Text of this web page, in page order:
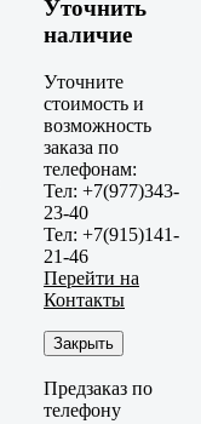
Уточнить
наличие
Уточните
стоимость и
возможность
заказа по
телефонам:
Тел: +7(977)343-
23-40
Тел: +7(915)141-
21-46
Перейти на
Контакты
Закрыть
Предзаказ по
телефону